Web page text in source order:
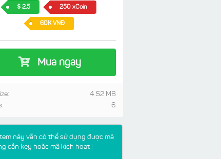
2.5 250 xCoin
60K VNĐ
Mua ngay
4.52 MB
6
Item này vẫn có thể sử dụng được mà
cần key hoặc mã kích hoạt !